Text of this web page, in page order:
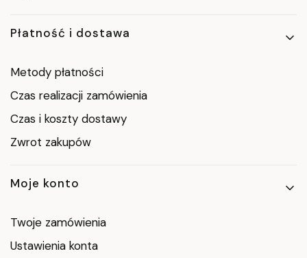
Płatność i dostawa
Metody płatności
Czas realizacji zamówienia
Czas i koszty dostawy
Zwrot zakupów
Moje konto
Twoje zamówienia
Ustawienia konta